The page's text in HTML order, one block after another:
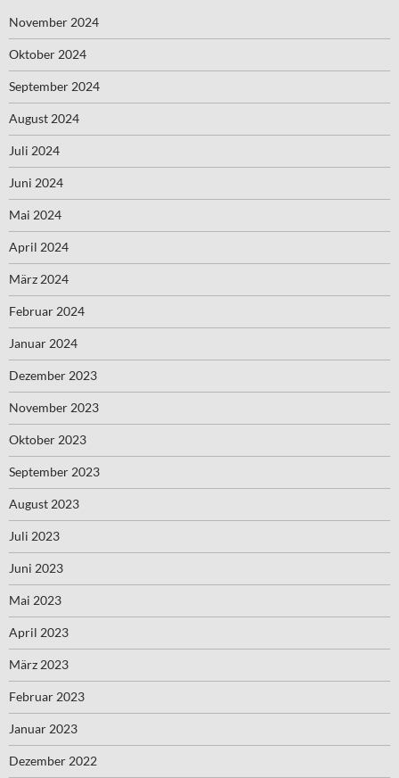
November 2024
Oktober 2024
September 2024
August 2024
Juli 2024
Juni 2024
Mai 2024
April 2024
März 2024
Februar 2024
Januar 2024
Dezember 2023
November 2023
Oktober 2023
September 2023
August 2023
Juli 2023
Juni 2023
Mai 2023
April 2023
März 2023
Februar 2023
Januar 2023
Dezember 2022